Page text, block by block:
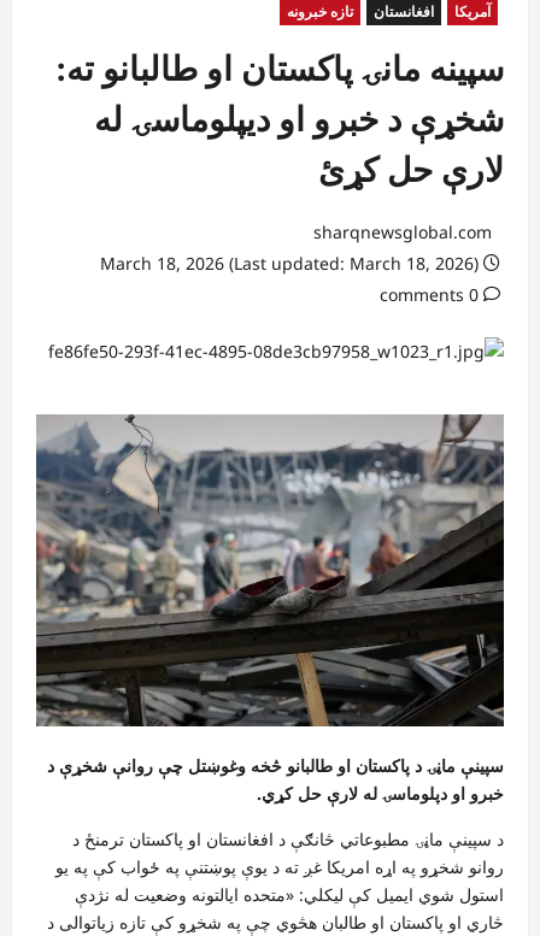
آمریکا افغانستان تازه خبرونه
سپینه مانۍ پاکستان او طالبانو ته:
شخړې د خبرو او دیپلوماسۍ له
لارې حل کړئ
sharqnewsglobal.com
0 comments
سپینې ماڼۍ د پاکستان او طالبانو څخه وغوښتل چې روانې شخړې د
خبرو او دپلوماسۍ له لارې حل کړي.
د سپینې ماڼۍ مطبوعاتي څانګې د افغانستان او پاکستان ترمنځ د
روانو شخړو په اړه امریکا غږ ته د یوې پوښتنې په ځواب کې په یو
استول شوي ایمیل کې لیکلي: «متحده ایالتونه وضعیت له نژدې
څاري او پاکستان او طالبان هڅوي چې په شخړو کې تازه زیاتوالی د